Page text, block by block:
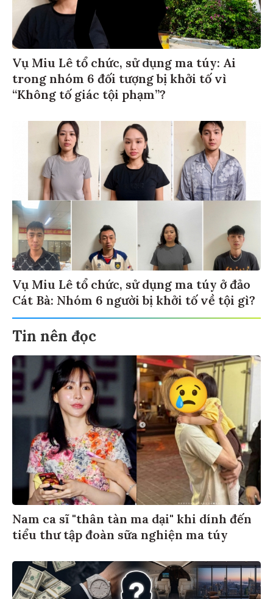
Vụ Miu Lê tổ chức, sử dụng ma túy: Ai
trong nhóm 6 đối tượng bị khởi tố vì
“Không tố giác tội phạm”?
Vụ Miu Lê tổ chức, sử dụng ma túy ở đảo
Cát Bà: Nhóm 6 người bị khởi tố về tội gì?
Tin nên đọc
Nam ca sĩ "thân tàn ma dại" khi dính đến
tiểu thư tập đoàn sữa nghiện ma túy